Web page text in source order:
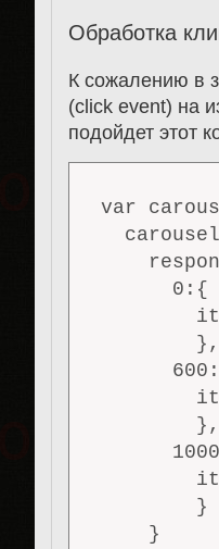
Обработка
К сожалению в
(click event) на
подойдет этот
var
0:{
        },
        },
        }
    }